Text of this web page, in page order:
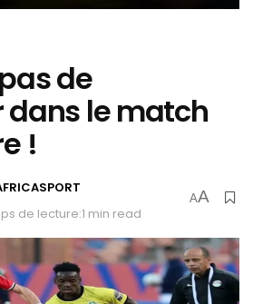
de
le match
!
de lecture:1 min read
AA